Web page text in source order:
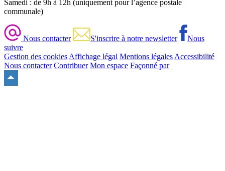
Samedi : de 9h à 12h (uniquement pour l’agence postale
communale)
Nous contacter S'inscrire à notre newsletter
Nous
suivre
Gestion des cookies Affichage légal Mentions légales Accessibilité
Nous contacter Contribuer Mon espace Façonné par